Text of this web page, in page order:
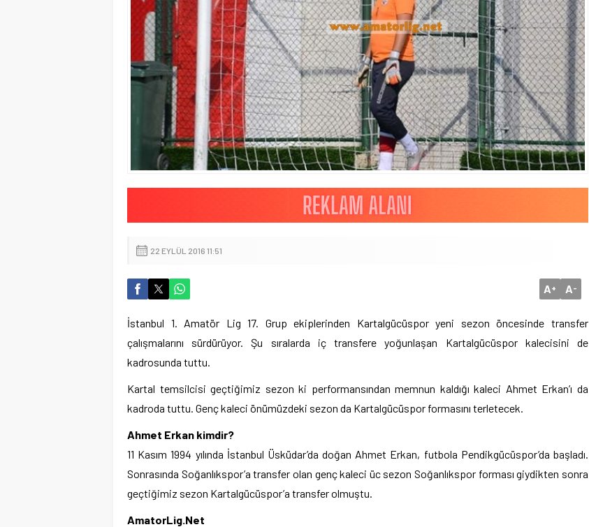
22 EYLÜL 2016 11:51
A+ A-
İstanbul 1. Amatör Lig 17. Grup ekiplerinden Kartalgücüspor yeni sezon öncesinde transfer
çalışmalarını sürdürüyor. Şu sıralarda iç transfere yoğunlaşan Kartalgücüspor kalecisini de
kadrosunda tuttu.
Kartal temsilcisi geçtiğimiz sezon ki performansından memnun kaldığı kaleci Ahmet Erkan’ı da
kadroda tuttu. Genç kaleci önümüzdeki sezon da Kartalgücüspor formasını terletecek.
Ahmet Erkan kimdir?
11 Kasım 1994 yılında İstanbul Üsküdar’da doğan Ahmet Erkan, futbola Pendikgücüspor’da başladı.
Sonrasında Soğanlıkspor’a transfer olan genç kaleci üc sezon Soğanlıkspor forması giydikten sonra
geçtiğimiz sezon Kartalgücüspor’a transfer olmuştu.
AmatorLig.Net